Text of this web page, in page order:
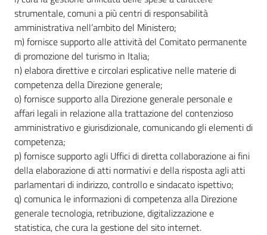
strumentale, comuni a più centri di responsabilità
amministrativa nell’ambito del Ministero;
m) fornisce supporto alle attività del Comitato permanente
di promozione del turismo in Italia;
n) elabora direttive e circolari esplicative nelle materie di
competenza della Direzione generale;
o) fornisce supporto alla Direzione generale personale e
affari legali in relazione alla trattazione del contenzioso
amministrativo e giurisdizionale, comunicando gli elementi di
competenza;
p) fornisce supporto agli Uffici di diretta collaborazione ai fini
della elaborazione di atti normativi e della risposta agli atti
parlamentari di indirizzo, controllo e sindacato ispettivo;
q) comunica le informazioni di competenza alla Direzione
generale tecnologia, retribuzione, digitalizzazione e
statistica, che cura la gestione del sito internet.